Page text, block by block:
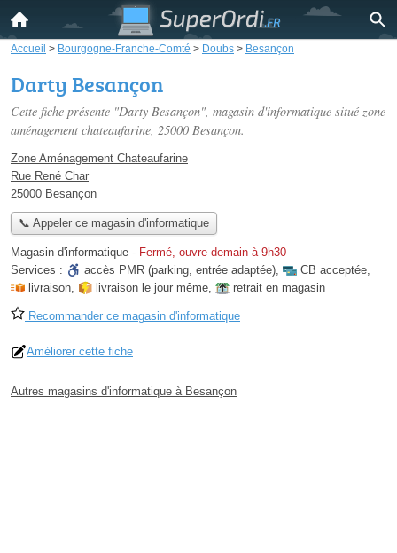
Accueil > Bourgogne-Franche-Comté > Doubs > Besançon
Darty Besançon
Cette fiche présente "Darty Besançon", magasin d'informatique situé zone
aménagement chateaufarine, 25000 Besançon.
Zone Aménagement Chateaufarine
Rue René Char
25000 Besançon
📞 Appeler ce magasin d'informatique
Magasin d'informatique - Fermé, ouvre demain à 9h30
Services :
accès PMR (parking, entrée adaptée), CB acceptée,
livraison, livraison le jour même, retrait en magasin
Recommander ce magasin d'informatique
Améliorer cette fiche
Autres magasins d'informatique à Besançon